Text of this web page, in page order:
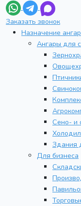
Заказать звонок
Назначение
Ангары для
Сено- и
Здания
Для бизнеса